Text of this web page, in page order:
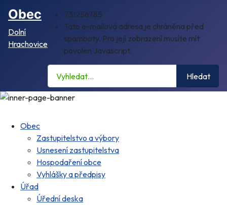
Obec
Dolní
Hrachovice
731256785
Tato e-mailová adresa je chráněna před
spamboty. Pro její zobrazení musíte mít
povolen Javascript.
Hledat
Obec
Zastupitelstvo a výbory
Usnesení zastupitelstva
Hospodaření obce
Vyhlášky a předpisy
Úřad
Úřední deska